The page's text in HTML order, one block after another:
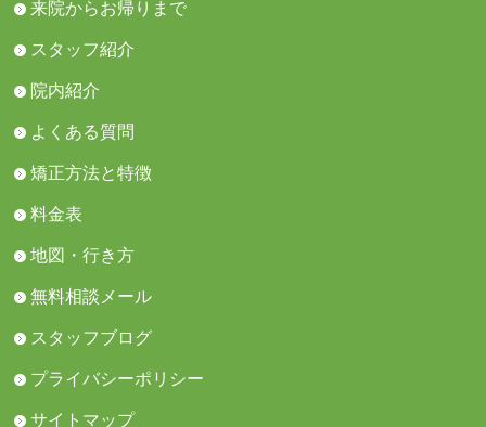
来院からお帰りまで
スタッフ紹介
院内紹介
よくある質問
矯正方法と特徴
料金表
地図・行き方
無料相談メール
スタッフブログ
プライバシーポリシー
サイトマップ